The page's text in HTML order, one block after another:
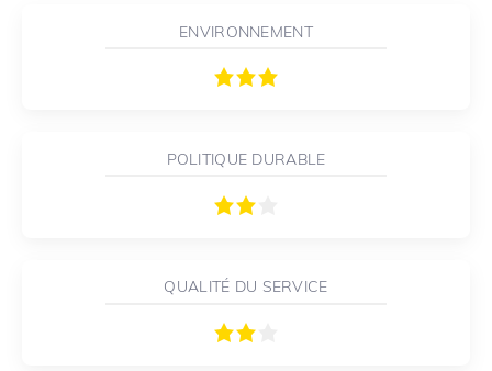
ENVIRONNEMENT
POLITIQUE DURABLE
QUALITÉ DU SERVICE